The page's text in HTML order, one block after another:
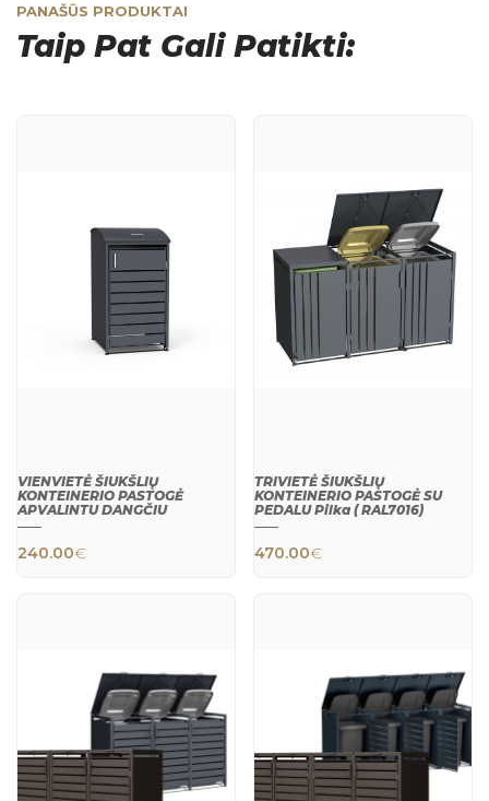
PANAŠŪS PRODUKTAI
Taip Pat Gali Patikti:
VIENVIETĖ ŠIUKŠLIŲ
KONTEINERIO PASTOGĖ
APVALINTU DANGČIU
240.00€
TRIVIETĖ ŠIUKŠLIŲ
KONTEINERIO PASTOGĖ SU
PEDALU Pilka ( RAL7016)
470.00€